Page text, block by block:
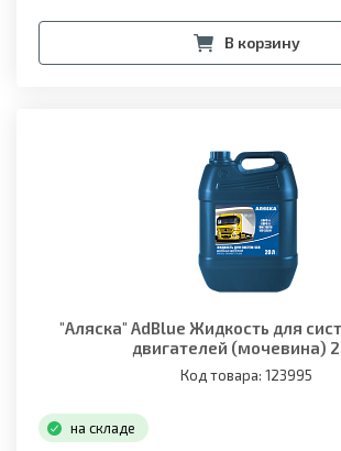
В корзину
"Аляска" AdBlue Жидкость для
двигателей (мочевина)
Код товара: 123995
на складе